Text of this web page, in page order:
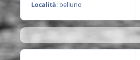
Località: belluno